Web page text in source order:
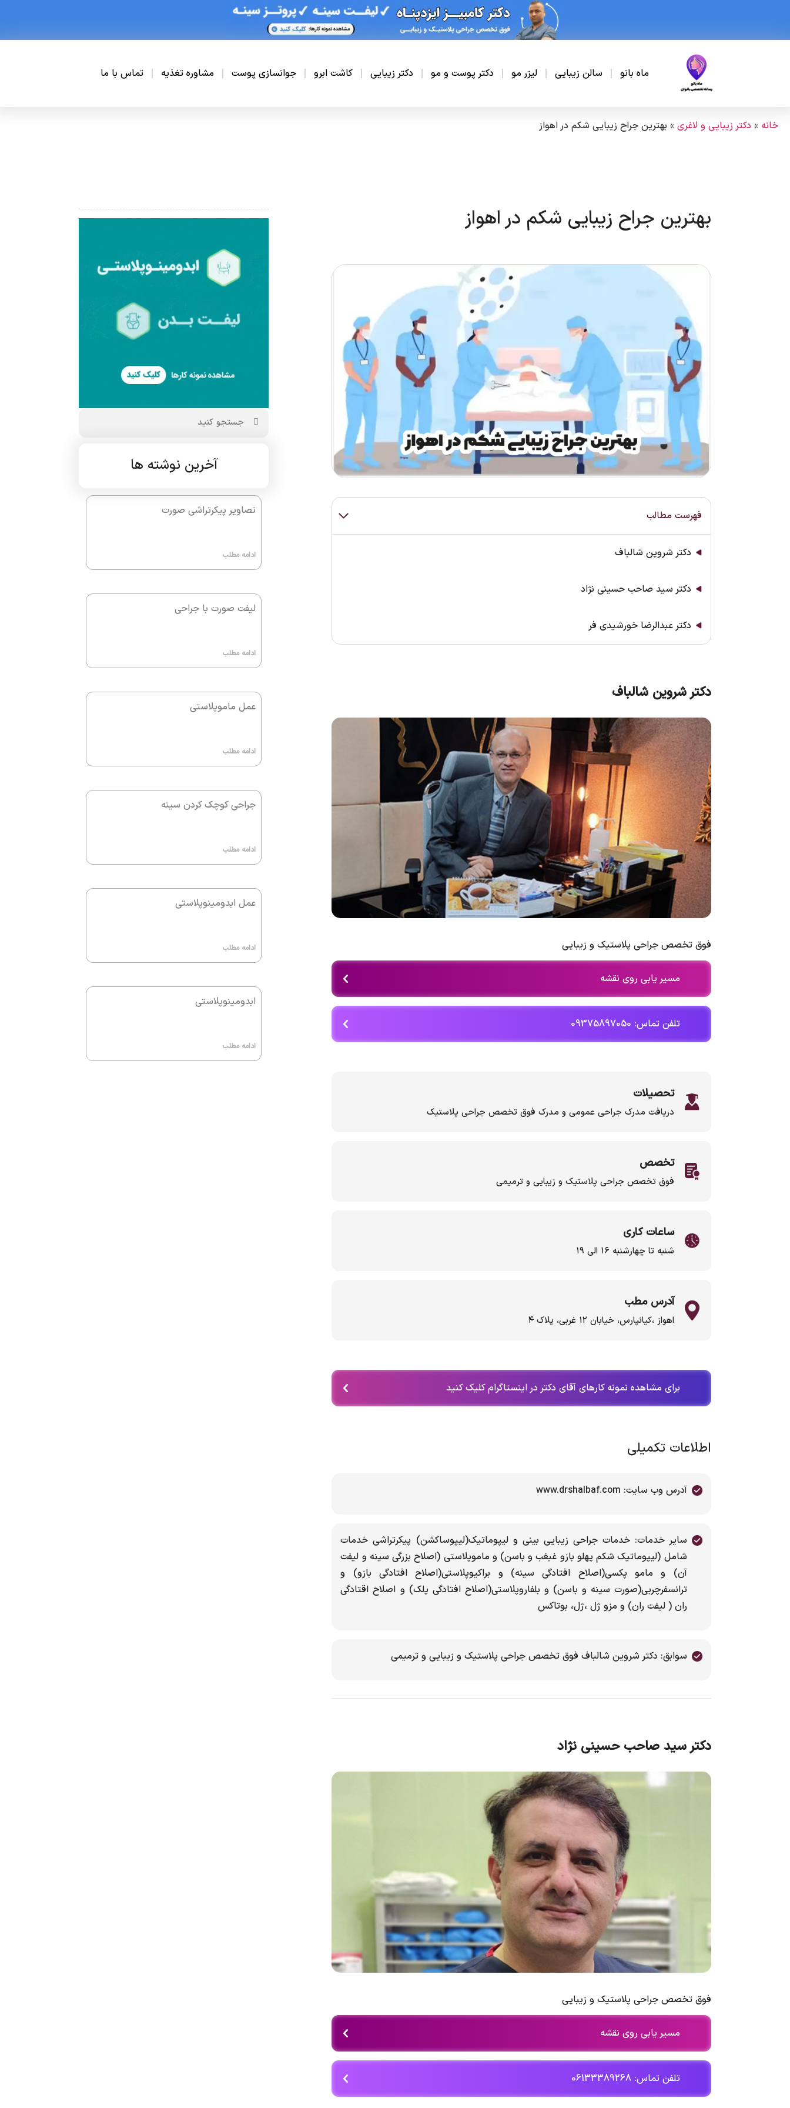
ماه بانو سالن زیبایی لیزر مو دکتر پوست و مو دکتر زیبایی کاشت ابرو جوانسازی پوست مشاوره تغذیه تماس با ما
خانه » دکتر زیبایی و لاغری » بهترین جراح زیبایی شکم در اهواز
بهترین جراح زیبایی شکم در اهواز
فهرست مطالب
دکتر شروین شالباف
دکتر سید صاحب حسینی نژاد
دکتر عبدالرضا خورشیدی فر
دکتر شروین شالباف
فوق تخصص جراحی پلاستیک و زیبایی
مسیر یابی روی نقشه
تلفن تماس: 09375897050
تحصیلات
دریافت مدرک جراحی عمومی و مدرک فوق تخصص جراحی پلاستیک
تخصص
فوق تخصص جراحی پلاستیک و زیبایی و ترمیمی
ساعات کاری
شنبه تا چهارشنبه ۱۶ الی ۱۹
آدرس مطب
اهواز ،کیانپارس، خیابان ۱۲ غربی، پلاک ۴
برای مشاهده نمونه کارهای آقای دکتر در اینستاگرام کلیک کنید
اطلاعات تکمیلی
آدرس وب سایت: www.drshalbaf.com
سایر خدمات: خدمات جراحی زیبایی بینی و لیپوماتیک(لیپوساکشن) پیکرتراشی خدمات
شامل (لیپوماتیک شکم پهلو بازو غبغب و باسن) و ماموپلاستی (اصلاح بزرگی سینه و لیفت
آن) و مامو پکسی(اصلاح افتادگی سینه) و براکیوپلاستی(اصلاح افتادگی بازو) و
ترانسفرچربی(صورت سینه و باسن) و بلفاروپلاستی(اصلاح افتادگی پلک) و اصلاح اقتادگی
ران ( لیفت ران) و مزو ژل ،ژل، بوتاکس
سوابق: دکتر شروین شالباف فوق تخصص جراحی پلاستیک و زیبایی و ترمیمی
دکتر سید صاحب حسینی نژاد
فوق تخصص جراحی پلاستیک و زیبایی
مسیر یابی روی نقشه
تلفن تماس: 06133389268
آخرین نوشته ها
تصاویر پیکرتراشی صورت
ادامه مطلب
لیفت صورت با جراحی
ادامه مطلب
عمل ماموپلاستی
ادامه مطلب
جراحی کوچک کردن سینه
ادامه مطلب
عمل ابدومینوپلاستی
ادامه مطلب
ابدومینوپلاستی
ادامه مطلب